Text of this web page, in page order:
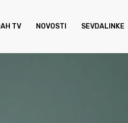
TV NOVOSTI SEVDALINKE